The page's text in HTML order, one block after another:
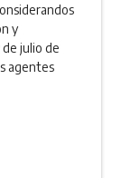
y
julio de
agentes